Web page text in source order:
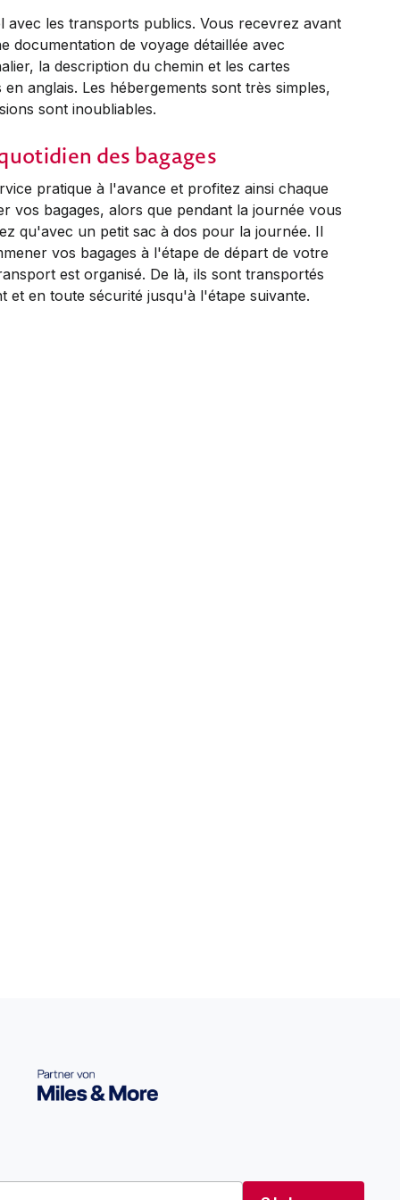
avec les transports publics. Vous recevrez avant
documentation de voyage détaillée avec
la description du chemin et les cartes
anglais. Les hébergements sont très simples,
sont inoubliables.
des bagages
pratique à l'avance et profitez ainsi chaque
vos bagages, alors que pendant la journée vous
qu'avec un petit sac à dos pour la journée. Il
vos bagages à l'étape de départ de votre
est organisé. De là, ils sont transportés
et en toute sécurité jusqu'à l'étape suivante.